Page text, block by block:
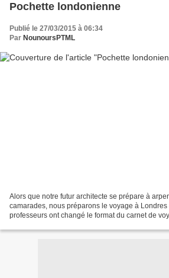
Pochette londonienne
Publié le 27/03/2015 à 06:34
Par NounoursPTML
Alors que notre futur architecte se prépare à
camarades, nous préparons le voyage à
professeurs ont changé le format du carnet de